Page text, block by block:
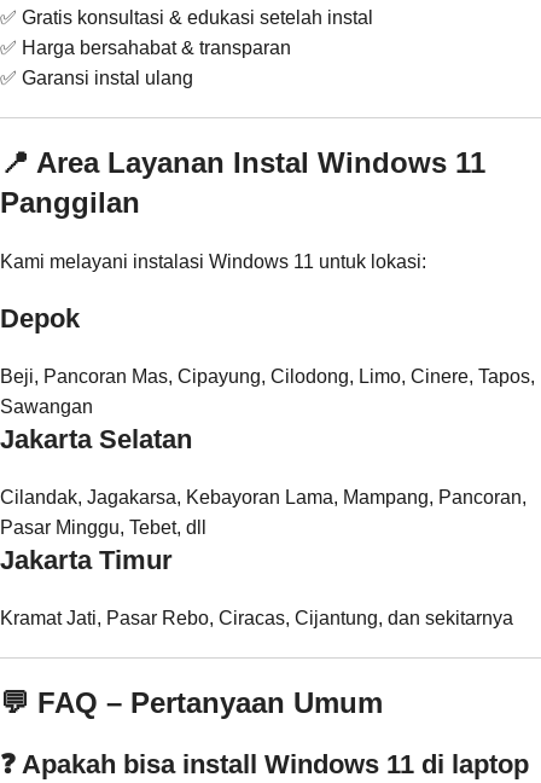
✅ Gratis konsultasi & edukasi setelah instal
✅ Harga bersahabat & transparan
✅ Garansi instal ulang
📍 Area Layanan Instal Windows 11
Panggilan
Kami melayani instalasi Windows 11 untuk lokasi:
Depok
Beji, Pancoran Mas, Cipayung, Cilodong, Limo, Cinere, Tapos,
Sawangan
Jakarta Selatan
Cilandak, Jagakarsa, Kebayoran Lama, Mampang, Pancoran,
Pasar Minggu, Tebet, dll
Jakarta Timur
Kramat Jati, Pasar Rebo, Ciracas, Cijantung, dan sekitarnya
💬 FAQ – Pertanyaan Umum
❓ Apakah bisa install Windows 11 di laptop